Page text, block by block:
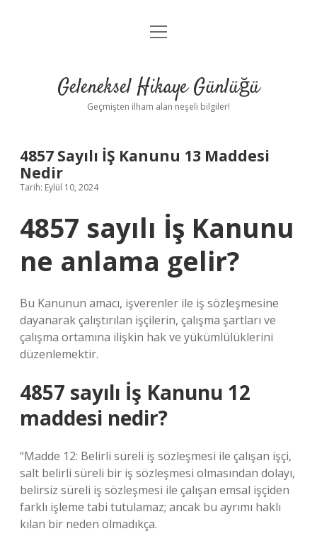
Anasayfa
Yasal Uyarı
menüyü
Geleneksel Hikaye Günlüğü
Geçmişten ilham alan neşeli bilgiler!
4857 Sayılı İŞ Kanunu 13 Maddesi
Nedir
Tarih: Eylül 10, 2024
4857 sayılı İş Kanunu
ne anlama gelir?
Bu Kanunun amacı, işverenler ile iş sözleşmesine
dayanarak çalıştırılan işçilerin, çalışma şartları ve
çalışma ortamına ilişkin hak ve yükümlülüklerini
düzenlemektir.
4857 sayılı İş Kanunu 12
maddesi nedir?
“Madde 12: Belirli süreli iş sözleşmesi ile çalışan işçi,
salt belirli süreli bir iş sözleşmesi olmasından dolayı,
belirsiz süreli iş sözleşmesi ile çalışan emsal işçiden
farklı işleme tabi tutulamaz; ancak bu ayrımı haklı
kılan bir neden olmadıkça.